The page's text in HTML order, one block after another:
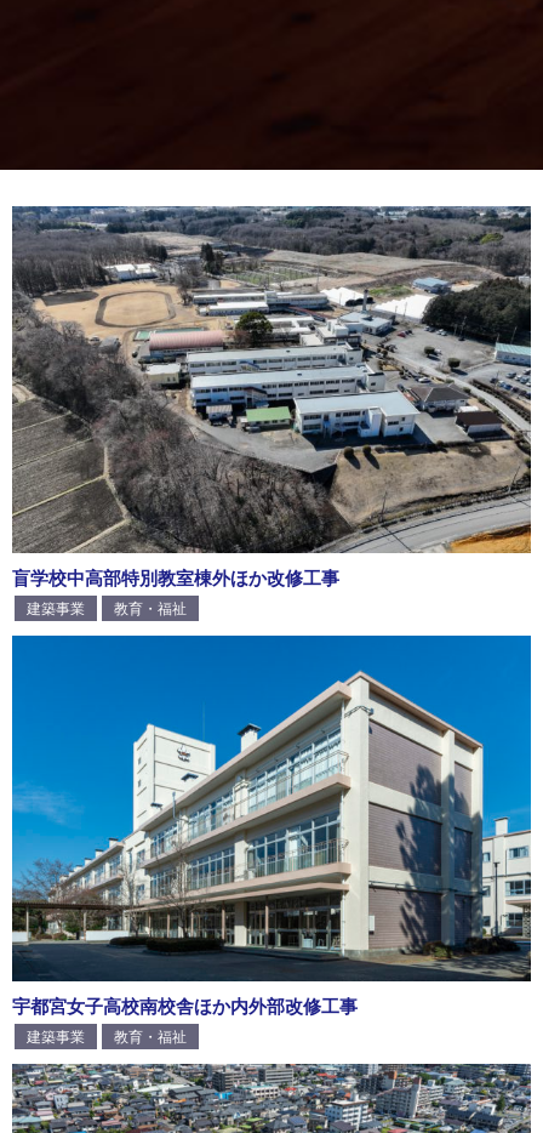
盲学校中高部特別教室棟外ほか改修工事
建築事業 教育・福祉
宇都宮女子高校南校舎ほか内外部改修工事
建築事業 教育・福祉